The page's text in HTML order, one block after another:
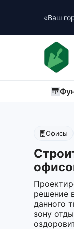
«Ваш
Офисы
решение
данного
зону